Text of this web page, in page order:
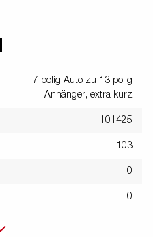
7 polig Auto zu 13 polig
Anhänger, extra kurz
101425
103
0
0